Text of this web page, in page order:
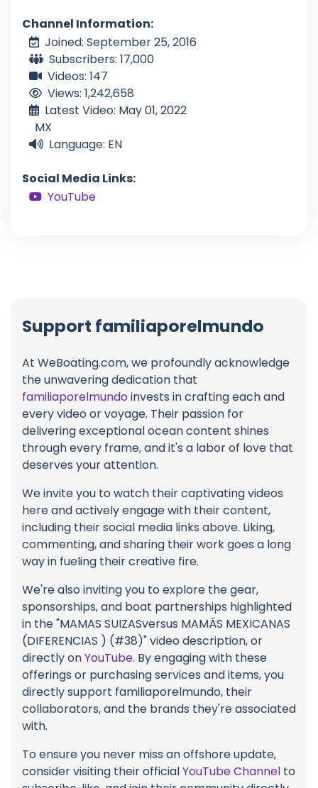
Channel Information:
Joined: September 25, 2016
Subscribers: 17,000
Videos: 147
Views: 1,242,658
Latest Video: May 01, 2022
MX
Language: EN
Social Media Links:
YouTube
Support familiaporelmundo
At WeBoating.com, we profoundly acknowledge
the unwavering dedication that
familiaporelmundo invests in crafting each and
every video or voyage. Their passion for
delivering exceptional ocean content shines
through every frame, and it's a labor of love that
deserves your attention.
We invite you to watch their captivating videos
here and actively engage with their content,
including their social media links above. Liking,
commenting, and sharing their work goes a long
way in fueling their creative fire.
We're also inviting you to explore the gear,
sponsorships, and boat partnerships highlighted
in the "MAMAS SUIZASversus MAMÁS MEXICANAS
(DIFERENCIAS ) (#38)" video description, or
directly onYouTube. By engaging with these
offerings or purchasing services and items, you
directly support familiaporelmundo, their
collaborators, and the brands they're associated
with.
To ensure you never miss an offshore update,
consider visiting their officialYouTube Channel to